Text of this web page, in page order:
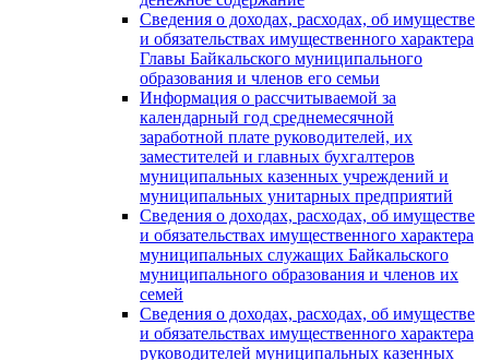
Сведения о доходах, расходах, об имуществе
и обязательствах имущественного характера
Главы Байкальского муниципального
образования и членов его семьи
Информация о рассчитываемой за
календарный год среднемесячной
заработной плате руководителей, их
заместителей и главных бухгалтеров
муниципальных казенных учреждений и
муниципальных унитарных предприятий
Сведения о доходах, расходах, об имуществе
и обязательствах имущественного характера
муниципальных служащих Байкальского
муниципального образования и членов их
семей
Сведения о доходах, расходах, об имуществе
и обязательствах имущественного характера
руководителей муниципальных казенных